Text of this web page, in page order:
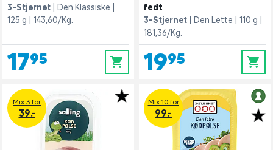
3-Stjernet
Den Klassiske
125 g
143,60/Kg.
17,95 0
fedt
3-Stjernet
Den Lette
110 g
181,36/Kg.
19,95 0
Mix 3 for
39.-
Mix 10 for
99.-